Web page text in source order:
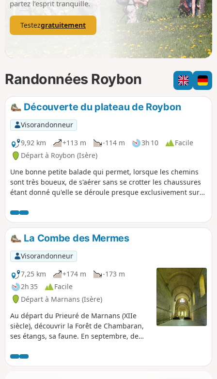
partez l’esprit tranquille.
Testezgratuitement
Randonnées Roybon
Découverte du plateau de Roybon
Visorandonneur
9,92 km
+113 m -114 m 3h 10
Facile
Départ à Roybon (Isère)
Une bonne petite balade qui permet, lorsque les chemins
sont très boueux, de s'aérer sans se crotter les chaussures
étant donné qu'elle se déroule presque exclusivement sur
positif est très doux et progressif.
La Combe des Mermes
Visorandonneur
7,25 km
+174 m
-173 m
2h 35
Facile
Départ à Marnans (Isère)
Au départ du Prieuré de Marnans (XIIe
siècle), découvrir la Forêt de Chambaran,
ses étangs, sa faune. En septembre, de